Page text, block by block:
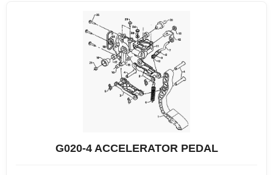
G020-4 ACCELERATOR PEDAL